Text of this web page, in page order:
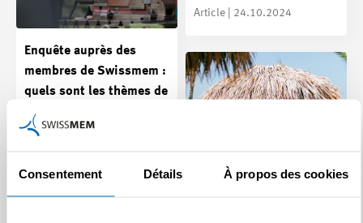
Consentement Détails À propos des cookies
Article | 24.10.2024
Enquête auprès des
membres de Swissmem :
quels sont les thèmes de
formation qui
préoccupent la branche
Une main-d’œuvre
compétente est un facteur de